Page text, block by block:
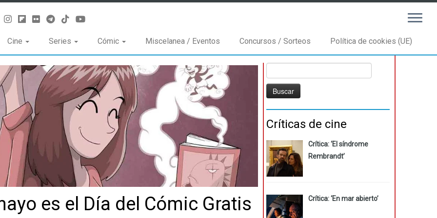
Cine Series Cómic Miscelanea / Eventos Concursos / Sorteos Política de cookies (UE)
es el Día del Cómic Gratis
Críticas de cine
Crítica: ‘El síndrome
Rembrandt’
Crítica: ‘En mar abierto’